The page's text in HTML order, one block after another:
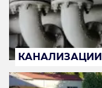
КАНАЛИЗАЦИИ